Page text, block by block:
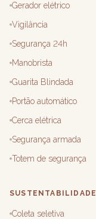
Gerador elétrico
Vigilância
Segurança 24h
Manobrista
Guarita Blindada
Portão automático
Cerca elétrica
Segurança armada
Totem de segurança
SUSTENTABILIDADE
Coleta seletiva